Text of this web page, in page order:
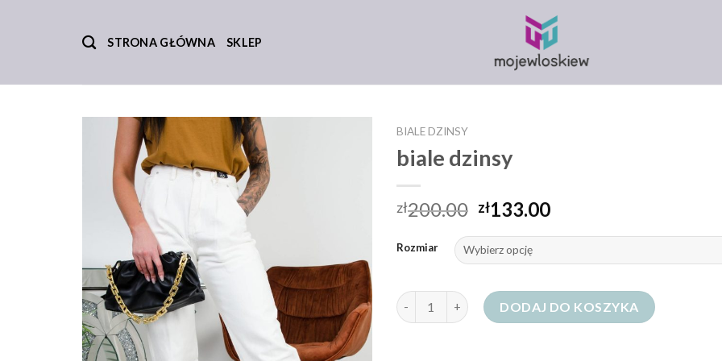
STRONA GŁÓWNA SKLEP
BIALE DZINSY
biale dzinsy
zł200.00 zł133.00
Rozmiar
ilość biale dzinsy DODAJ DO KOSZYKA